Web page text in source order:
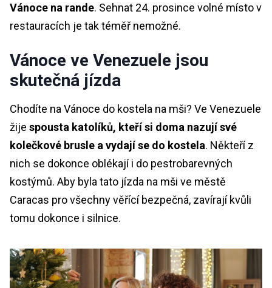
Vánoce na rande. Sehnat 24. prosince volné místo v
restauracích je tak téměř nemožné.
Vánoce ve Venezuele jsou
skutečná jízda
Chodíte na Vánoce do kostela na mši? Ve Venezuele
žije spousta katolíků, kteří si doma nazují své
kolečkové brusle a vydají se do kostela. Někteří z
nich se dokonce oblékají i do pestrobarevných
kostýmů. Aby byla tato jízda na mši ve městě
Caracas pro všechny věřící bezpečná, zavírají kvůli
tomu dokonce i silnice.